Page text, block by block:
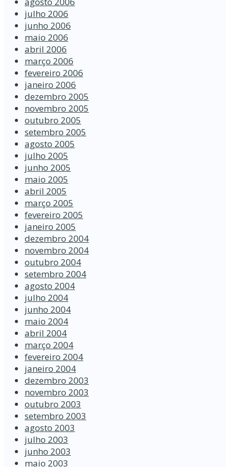
julho 2006
junho 2006
maio 2006
abril 2006
março 2006
fevereiro 2006
janeiro 2006
dezembro 2005
novembro 2005
outubro 2005
setembro 2005
agosto 2005
julho 2005
junho 2005
maio 2005
abril 2005
março 2005
fevereiro 2005
janeiro 2005
dezembro 2004
novembro 2004
outubro 2004
setembro 2004
agosto 2004
julho 2004
junho 2004
maio 2004
abril 2004
março 2004
fevereiro 2004
janeiro 2004
dezembro 2003
novembro 2003
outubro 2003
setembro 2003
agosto 2003
julho 2003
junho 2003
maio 2003